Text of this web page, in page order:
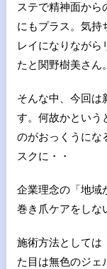
ステで精神面から
にもプラス。気持
レイになりながら
たと関野樹美さん。
そんな中、今回は
す。何故かとい
のがおっくうに
スクに・・
企業理念の「地域
巻き爪ケアをしな
施術方法として
た目は無色のジ